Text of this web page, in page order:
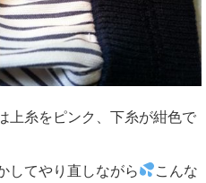
上糸をピンク、下糸が紺色で
してやり直しながら
こんな